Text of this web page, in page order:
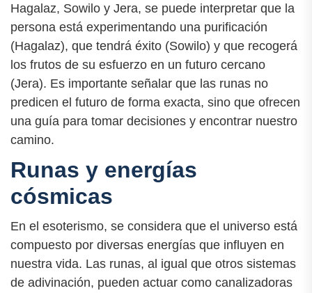
Hagalaz, Sowilo y Jera, se puede interpretar que la
persona está experimentando una purificación
(Hagalaz), que tendrá éxito (Sowilo) y que recogerá
los frutos de su esfuerzo en un futuro cercano
(Jera). Es importante señalar que las runas no
predicen el futuro de forma exacta, sino que ofrecen
una guía para tomar decisiones y encontrar nuestro
camino.
Runas y energías
cósmicas
En el esoterismo, se considera que el universo está
compuesto por diversas energías que influyen en
nuestra vida. Las runas, al igual que otros sistemas
de adivinación, pueden actuar como canalizadoras